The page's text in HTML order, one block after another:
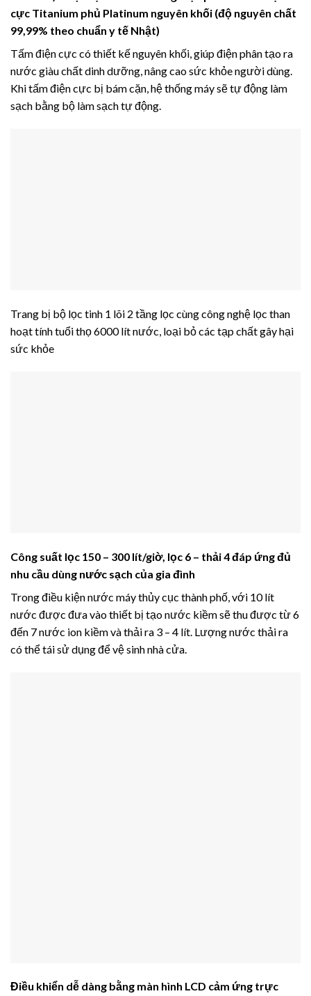
cực Titanium phủ Platinum nguyên khối (độ nguyên chất
99,99% theo chuẩn y tế Nhật)
Tấm điện cực có thiết kế nguyên khối, giúp điện phân tạo ra
nước giàu chất dinh dưỡng, nâng cao sức khỏe người dùng.
Khi tấm điện cực bị bám cặn, hệ thống máy sẽ tự động làm
sạch bằng bộ làm sạch tự động.
Trang bị bộ lọc tinh 1 lõi 2 tầng lọc cùng công nghệ lọc than
hoạt tính tuổi thọ 6000 lít nước, loại bỏ các tạp chất gây hại
sức khỏe
Công suất lọc 150 – 300 lít/giờ, lọc 6 – thải 4 đáp ứng đủ
nhu cầu dùng nước sạch của gia đình
Trong điều kiện nước máy thủy cục thành phố, với 10 lít
nước được đưa vào thiết bị tạo nước kiềm sẽ thu được từ 6
đến 7 nước ion kiềm và thải ra 3 – 4 lít. Lượng nước thải ra
có thể tái sử dụng để vệ sinh nhà cửa.
Điều khiển dễ dàng bằng màn hình LCD cảm ứng trực